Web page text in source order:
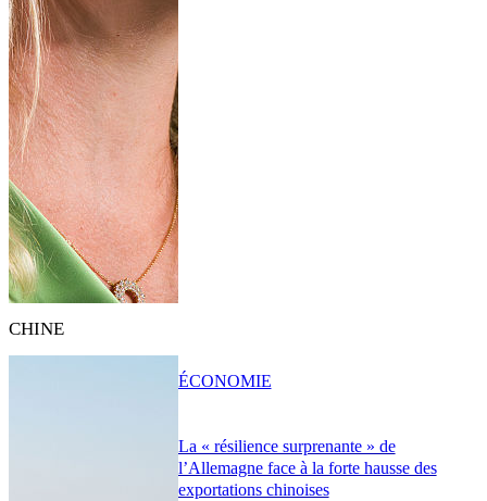
CHINE
La « résilience surprenante » de
l’Allemagne face à la forte hausse des
exportations chinoises
ÉCONOMIE